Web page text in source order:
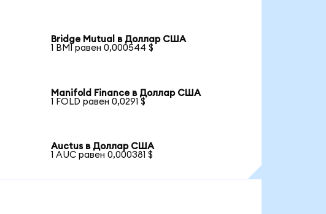
Bridge Mutual в Доллар США
1 BMI равен 0,000544 $
Manifold Finance в Доллар США
1 FOLD равен 0,0291 $
Auctus в Доллар США
1 AUC равен 0,000381 $